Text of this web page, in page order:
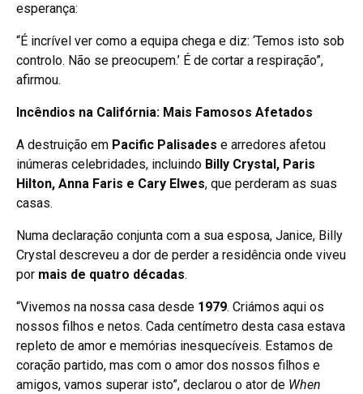
esperança:
“É incrível ver como a equipa chega e diz: ‘Temos isto sob
controlo. Não se preocupem.’ É de cortar a respiração”,
afirmou.
Incêndios na Califórnia: Mais Famosos Afetados
A destruição em Pacific Palisades e arredores afetou
inúmeras celebridades, incluindo Billy Crystal, Paris
Hilton, Anna Faris e Cary Elwes, que perderam as suas
casas.
Numa declaração conjunta com a sua esposa, Janice, Billy
Crystal descreveu a dor de perder a residência onde viveu
por mais de quatro décadas.
“Vivemos na nossa casa desde 1979. Criámos aqui os
nossos filhos e netos. Cada centímetro desta casa estava
repleto de amor e memórias inesquecíveis. Estamos de
coração partido, mas com o amor dos nossos filhos e
amigos, vamos superar isto”, declarou o ator de When